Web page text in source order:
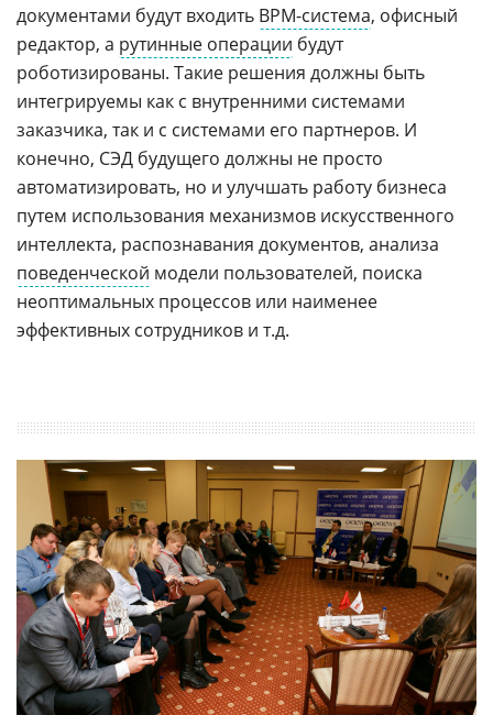
документами будут входить BPM-система, офисный
редактор, а рутинные операции будут
роботизированы. Такие решения должны быть
интегрируемы как с внутренними системами
заказчика, так и с системами его партнеров. И
конечно, СЭД будущего должны не просто
автоматизировать, но и улучшать работу бизнеса
путем использования механизмов искусственного
интеллекта, распознавания документов, анализа
поведенческой модели пользователей, поиска
неоптимальных процессов или наименее
эффективных сотрудников и т.д.